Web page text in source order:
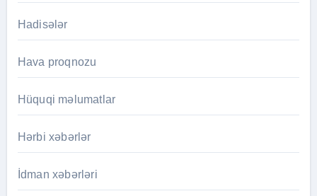
Hadisələr
Hava proqnozu
Hüquqi məlumatlar
Hərbi xəbərlər
İdman xəbərləri